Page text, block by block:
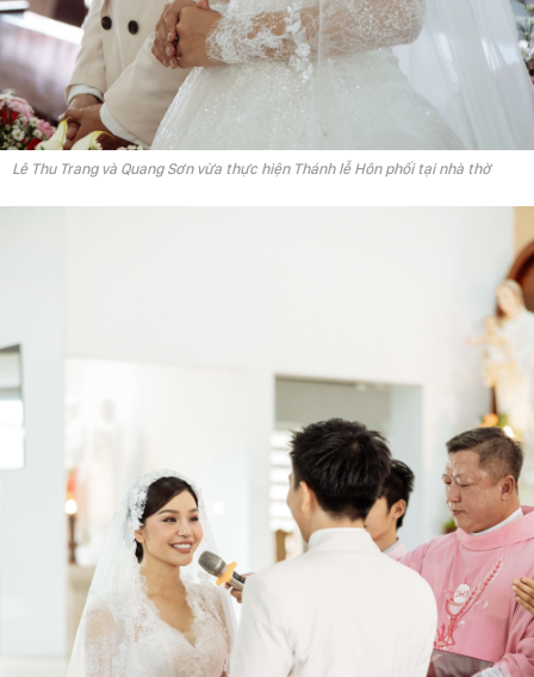
Lê Thu Trang và Quang Sơn vừa thực hiện Thánh lễ Hôn phối tại nhà thờ